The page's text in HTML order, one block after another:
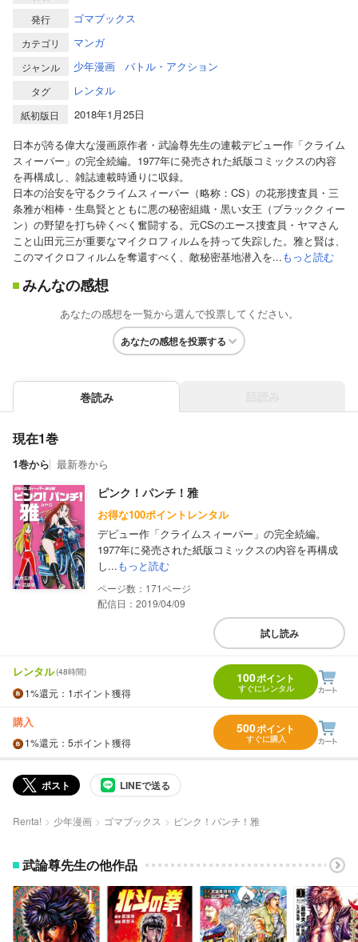
発行 ゴマブックス
カテゴリ マンガ
ジャンル 少年漫画 バトル・アクション
タグ レンタル
紙初版日
2018年1月25日
日本が誇る偉大な漫画原作者・武論尊先生の連載デビュー作「クライム
スィーパー」の完全続編。1977年に発売された紙版コミックスの内容
を再構成し、雑誌連載時通りに収録。
日本の治安を守るクライムスィーパー（略称：CS）の花形捜査員・三
条雅が相棒・生島賢とともに悪の秘密組織・黒い女王（ブラッククィー
ン）の野望を打ち砕くべく奮闘する。元CSのエース捜査員・ヤマさん
こと山田元三が重要なマイクロフィルムを持って失踪した。雅と賢は、
このマイクロフィルムを奪還すべく、敵秘密基地潜入を...もっと読む
みんなの感想
あなたの感想を一覧から選んで投票してください。
あなたの感想を投票する
巻読み
現在1巻
1巻から 最新巻から
ピンク！パンチ！雅
お得な100ポイントレンタル
デビュー作「クライムスィーパー」の完全続編。
1977年に発売された紙版コミックスの内容を再構成
し...もっと読む
171
配信日：2019/04/09
試し読み
レンタル(48時間)
1%還元 ：1ポイント獲得
100ポイント
すぐにレンタル
購入
1%還元 ：5ポイント獲得
500ポイント
すぐに購入
ポスト LINEで送る
Renta! 少年漫画 ゴマブックス ピンク！パンチ！雅
武論尊先生の他作品